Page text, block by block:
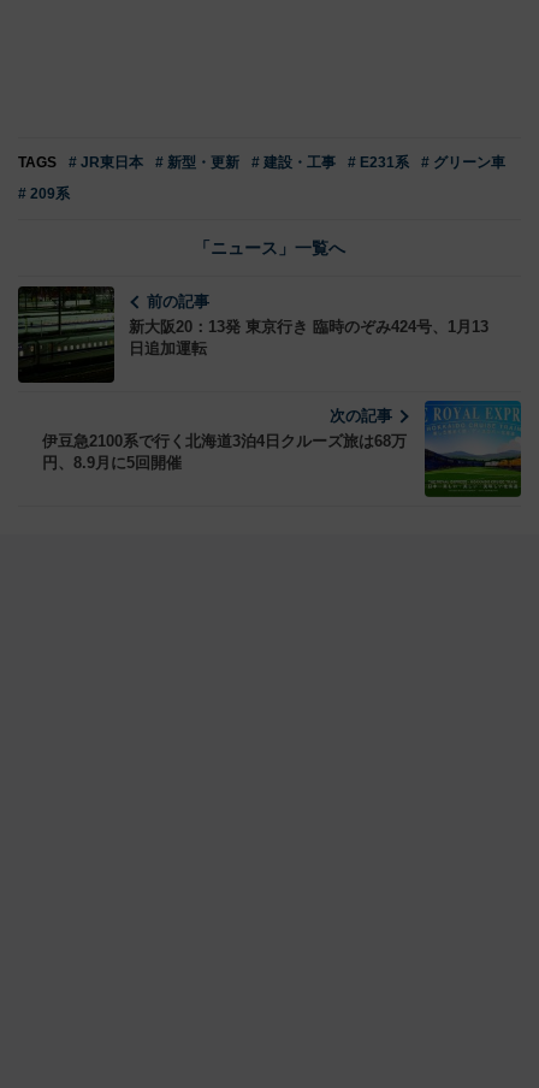
TAGS # JR東日本 # 新型・更新 # 建設・工事 # E231系
# グリーン車
# 209系
「ニュース」一覧へ
前の記事
新大阪20：13発 東京行き 臨時のぞみ424号、1月13
日追加運転
次の記事
伊豆急2100系で行く北海道3泊4日クルーズ旅は68万
円、8.9月に5回開催